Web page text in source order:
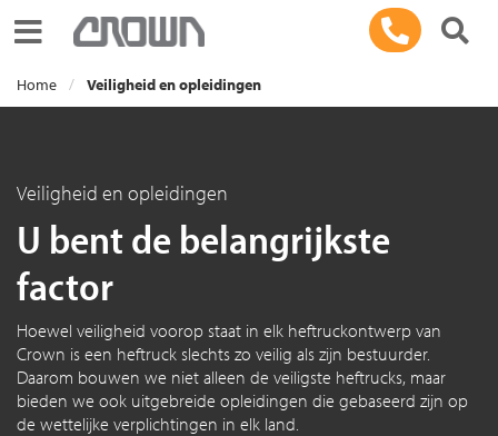
Toggle navigation
Home Veiligheid en opleidingen
Veiligheid en opleidingen
U bent de belangrijkste
factor
Hoewel veiligheid voorop staat in elk heftruckontwerp van
Crown is een heftruck slechts zo veilig als zijn bestuurder.
Daarom bouwen we niet alleen de veiligste heftrucks, maar
bieden we ook uitgebreide opleidingen die gebaseerd zijn op
de wettelijke verplichtingen in elk land.